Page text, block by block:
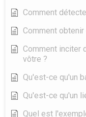
Comment
Comment
Comment inciter
vôtre ?
Qu'est-ce qu'un
Qu'est-ce qu'un
Quel est